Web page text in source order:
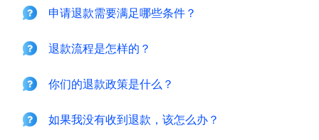
申请退款需要满足哪些条件？
退款流程是怎样的？
你们的退款政策是什么？
如果我没有收到退款，该怎么办？